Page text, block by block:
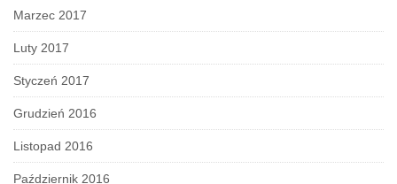
Marzec 2017
Luty 2017
Styczeń 2017
Grudzień 2016
Listopad 2016
Październik 2016